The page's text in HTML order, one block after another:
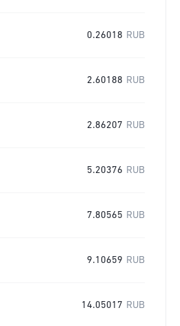
0.26018 RUB
2.60188 RUB
2.86207 RUB
5.20376 RUB
7.80565 RUB
9.10659 RUB
14.05017 RUB